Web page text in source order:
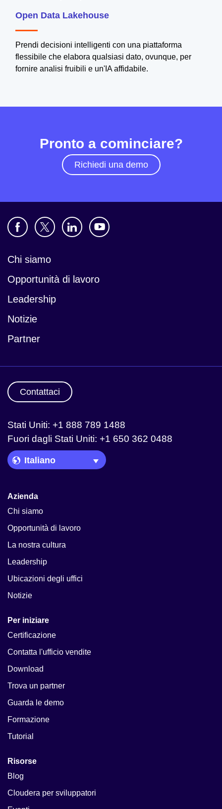
Open Data Lakehouse
Prendi decisioni intelligenti con una piattaforma
flessibile che elabora qualsiasi dato, ovunque, per
fornire analisi fruibili e un'IA affidabile.
Pronto a cominciare?
Richiedi una demo
Chi siamo
Opportunità di lavoro
Leadership
Notizie
Partner
Contattaci
Stati Uniti: +1 888 789 1488
Fuori dagli Stati Uniti: +1 650 362 0488
Language Picker
Azienda
Chi siamo
Opportunità di lavoro
La nostra cultura
Leadership
Ubicazioni degli uffici
Notizie
Per iniziare
Certificazione
Contatta l'ufficio vendite
Download
Trova un partner
Guarda le demo
Formazione
Tutorial
Risorse
Blog
Cloudera per sviluppatori